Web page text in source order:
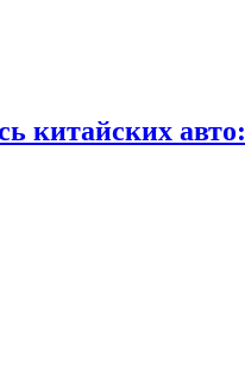
китайских